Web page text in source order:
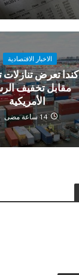
الاخبار الاقتصادية
كندا تعرض تنازلات
مقابل تخفيف
الأمريكية
14 ساعة مضى